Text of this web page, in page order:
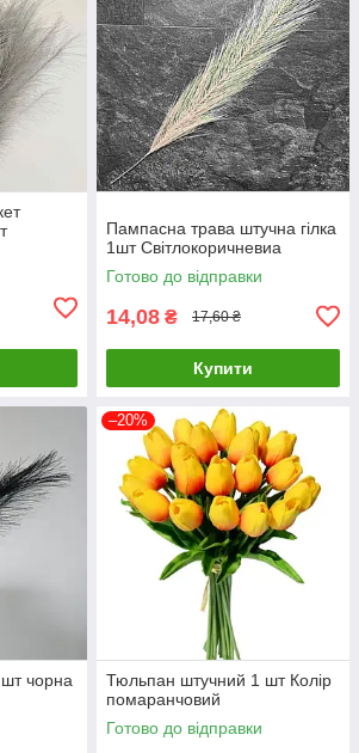
Пампасна трава штучна гілка
1шт Світлокоричневиа
Готово до відправки
14,08 ₴ 17,60 ₴
Купити
чорна
–20%
Тюльпан штучний 1 шт Колір
помаранчовий
Готово до відправки